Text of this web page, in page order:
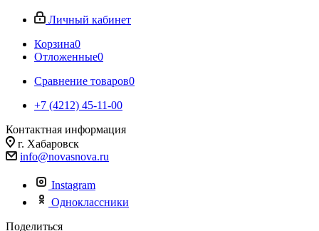
Личный кабинет
Корзина0
Отложенные0
Сравнение товаров0
+7 (4212) 45-11-00
Контактная информация
г. Хабаровск
info@novasnova.ru
Instagram
Одноклассники
Поделиться